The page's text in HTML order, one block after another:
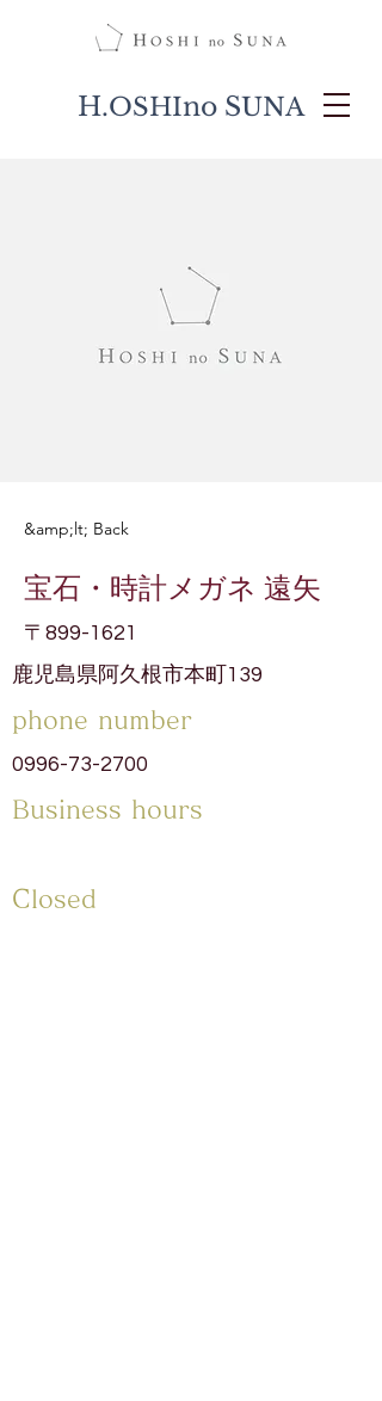
H.OSHIno SUNA
&amp;lt; Back
宝石・時計メガネ 遠矢
〒899-1621
鹿児島県阿久根市本町139
phone number
0996-73-2700
​Business hours
​Closed